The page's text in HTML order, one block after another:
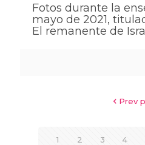
Fotos durante la
mayo de 2021,
El remanente de
Prev
1 2 3 4